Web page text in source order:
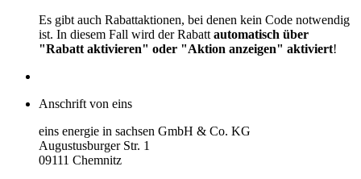
Es gibt auch Rabattaktionen, bei denen kein Code notwendig
ist. In diesem Fall wird der Rabatt automatisch über
"Rabatt aktivieren" oder "Aktion anzeigen" aktiviert!
Anschrift von eins
eins energie in sachsen GmbH & Co. KG
Augustusburger Str. 1
09111 Chemnitz